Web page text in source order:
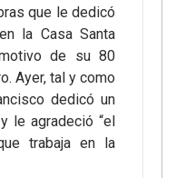
que le dedicó
la Casa Santa
de su 80
Ayer, tal y como
dedicó un
le agradeció “el
trabaja en la